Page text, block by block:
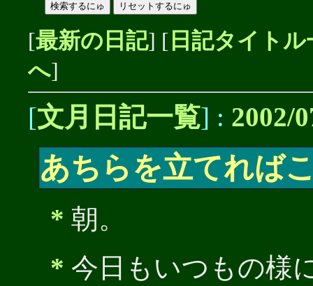
[最新の日記] [ 日記タイトル
へ]
[文月日記一覧] : 2002/
あちらを立てれば
* 朝。
* 今日もいつもの様